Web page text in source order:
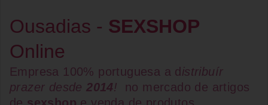
Ousadias - SEXSHOP
Online
Empresa 100% portuguesa a d istribuír
prazer desde2014!
no mercado de artigos